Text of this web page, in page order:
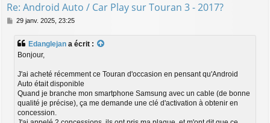
Re: Android Auto / Car Play sur Touran 3 - 2017?
M
29 janv. 2025, 23:25
Edanglejan a écrit :
Bonjour,
J'ai acheté récemment ce Touran d'occasion en pensant qu'Android
Auto était disponible
Quand je branche mon smartphone Samsung avec un cable (de bonne
qualité je précise), ça me demande une clé d'activation à obtenir en
concession.